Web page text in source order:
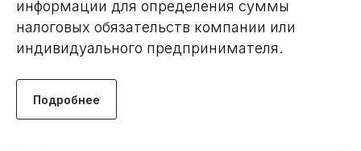
информации для определения суммы
налоговых обязательств компании или
индивидуального предпринимателя.
Подробнее